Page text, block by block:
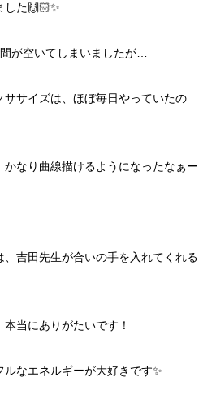
した🙌🏻✨
が空いてしまいましたが…
サイズは、ほぼ毎日やっていたの
なり曲線描けるようになったなぁー
吉田先生が合いの手を入れてくれる
当にありがたいです！
なエネルギーが大好きです✨